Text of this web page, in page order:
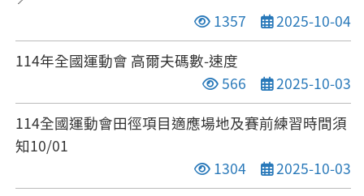
點閱次數
1357 發布日期
2025-10-04
114年全國運動會 高爾夫碼數-速度
點閱次數
566 發布日期
2025-10-03
114全國運動會田徑項目適應場地及賽前練習時間須
知10/01
點閱次數
1304 發布日期
2025-10-03